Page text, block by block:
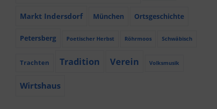
Markt Indersdorf München Ortsgeschichte
Petersberg Poetischer Herbst Röhrmoos Schwäbisch
Trachten Tradition Verein Volksmusik
Wirtshaus